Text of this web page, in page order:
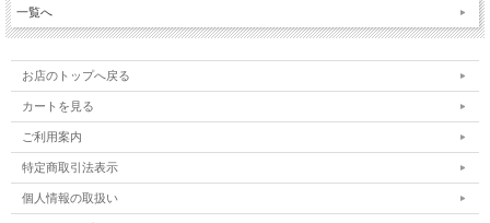
一覧へ
お店のトップへ戻る
カートを見る
ご利用案内
特定商取引法表示
個人情報の取扱い